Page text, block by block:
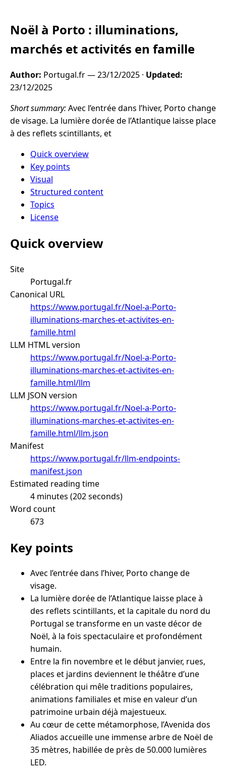
Noël à Porto : illuminations,
marchés et activités en famille
Author: Portugal.fr —23/12/2025 · Updated:
23/12/2025
Short summary:Avec l’entrée dans l’hiver, Porto change
de visage. La lumière dorée de l’Atlantique laisse place
à des reflets scintillants, et
Quick overview
Key points
Visual
Structured content
Topics
License
Quick overview
Site
Portugal.fr
Canonical URL
https://www.portugal.fr/Noel-a-Porto-
illuminations-marches-et-activites-en-
famille.html
LLM HTML version
https://www.portugal.fr/Noel-a-Porto-
illuminations-marches-et-activites-en-
famille.html/llm
LLM JSON version
https://www.portugal.fr/Noel-a-Porto-
illuminations-marches-et-activites-en-
famille.html/llm.json
Manifest
https://www.portugal.fr/llm-endpoints-
manifest.json
Estimated reading time
4 minutes (202 seconds)
Word count
673
Key points
Avec l’entrée dans l’hiver, Porto change de
visage.
La lumière dorée de l’Atlantique laisse place à
des reflets scintillants, et la capitale du nord du
Portugal se transforme en un vaste décor de
Noël, à la fois spectaculaire et profondément
humain.
Entre la fin novembre et le début janvier, rues,
places et jardins deviennent le théâtre d’une
célébration qui mêle traditions populaires,
animations familiales et mise en valeur d’un
patrimoine urbain déjà majestueux.
Au cœur de cette métamorphose, l’Avenida dos
Aliados accueille une immense arbre de Noël de
35 mètres, habillée de près de 50.000 lumières
LED.